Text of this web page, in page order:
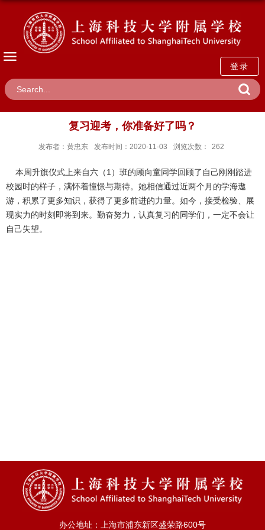
登录
复习迎考，你准备好了吗？
发布者：黄忠东 发布时间：2020-11-03 浏览次数： 262
本周升旗仪式上来自六（1）班的顾向童同学回顾了自己刚刚踏进
校园时的样子，满怀着憧憬与期待。她相信通过近两个月的学海遨
游，积累了更多知识，获得了更多前进的力量。如今，接受检验、展
现实力的时刻即将到来。勤奋努力，认真复习的同学们，一定不会让
自己失望。
办公地址：上海市浦东新区盛荣路600号